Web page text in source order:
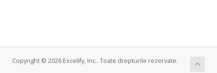
Copyright © 2026 Excelify, Inc.. Toate drepturile rezervate.